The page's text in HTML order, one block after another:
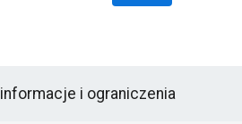
i ograniczenia